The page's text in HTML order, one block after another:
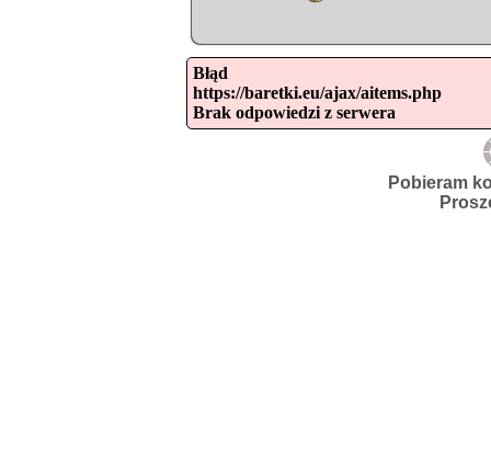
Błąd
https://baretki.eu/ajax/aitems.php
Brak odpowiedzi z serwera
Pobieram